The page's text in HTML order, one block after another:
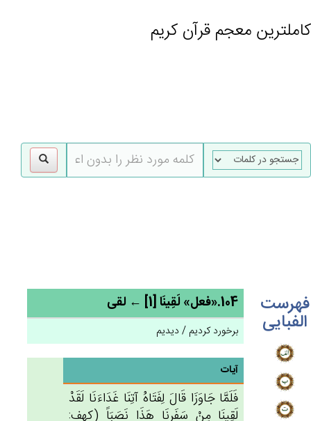
کاملترین معجم قرآن کریم
فهرست
الفبایی
104.«فعل» لَقِينَا [1] ← لقی
برخورد کردیم / دیدیم
آیات
فَلَمَّا جَاوَزَا قَال‌َ لِفَتَاه‌ُ آتِنَا غَدَاءَنَا لَقَدْ
لَقِينَا مِنْ‌ سَفَرِنَا هَذَا نَصَبَاً (كهف: